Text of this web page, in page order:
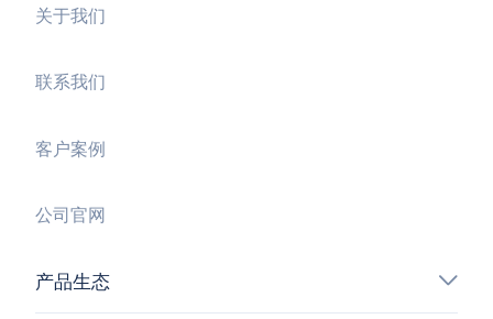
关于我们
联系我们
客户案例
公司官网
产品生态